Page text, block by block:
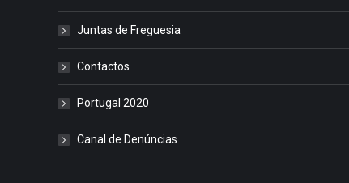
Juntas de Freguesia
Contactos
Portugal 2020
Canal de Denúncias